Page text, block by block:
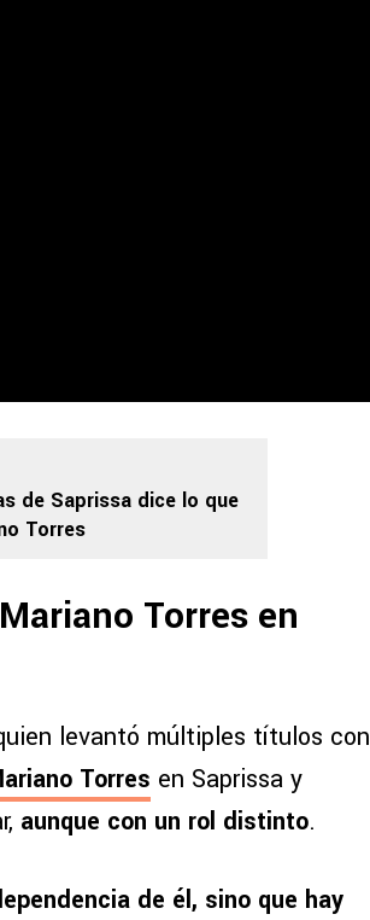
de Saprissa dice lo que
Torres
Torres en
levantó múltiples títulos con
Torres en Saprissa y
aunque con un rol distinto.
de él, sino que hay